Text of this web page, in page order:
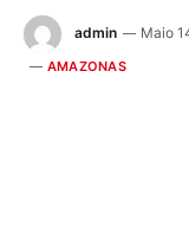
admin Maio
AMAZONAS